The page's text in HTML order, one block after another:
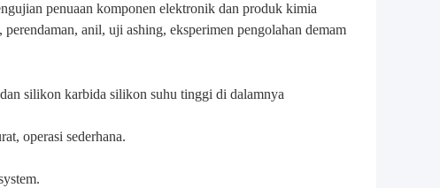
penuaan komponen elektronik dan produk kimia
anil, uji ashing, eksperimen pengolahan demam
silikon karbida silikon suhu tinggi di dalamnya
operasi sederhana.